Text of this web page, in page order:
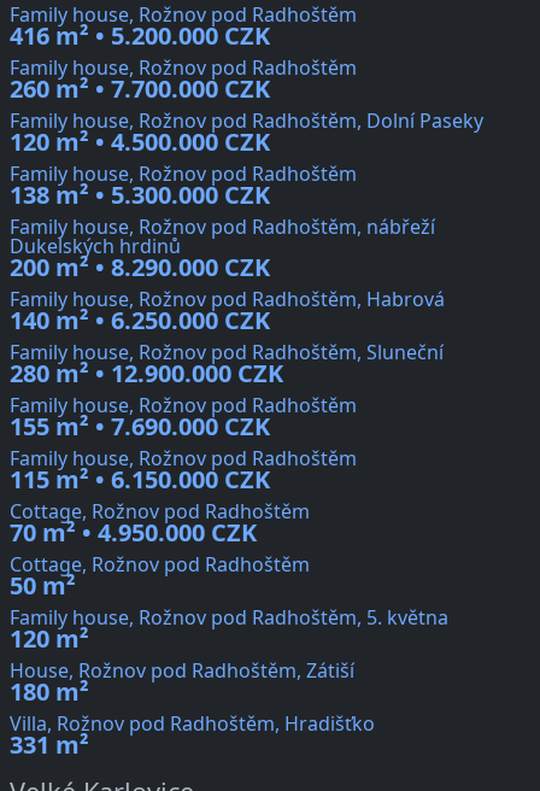
Family house, Rožnov pod Radhoštěm
416 m² • 5.200.000 CZK
Family house, Rožnov pod Radhoštěm
260 m² • 7.700.000 CZK
Family house, Rožnov pod Radhoštěm, Dolní Paseky
120 m² • 4.500.000 CZK
Family house, Rožnov pod Radhoštěm
138 m² • 5.300.000 CZK
Family house, Rožnov pod Radhoštěm, nábřeží
Dukelských hrdinů
200 m² • 8.290.000 CZK
Family house, Rožnov pod Radhoštěm, Habrová
140 m² • 6.250.000 CZK
Family house, Rožnov pod Radhoštěm, Sluneční
280 m² • 12.900.000 CZK
Family house, Rožnov pod Radhoštěm
155 m² • 7.690.000 CZK
Family house, Rožnov pod Radhoštěm
115 m² • 6.150.000 CZK
Cottage, Rožnov pod Radhoštěm
70 m² • 4.950.000 CZK
Cottage, Rožnov pod Radhoštěm
50 m²
Family house, Rožnov pod Radhoštěm, 5. května
120 m²
House, Rožnov pod Radhoštěm, Zátiší
180 m²
Villa, Rožnov pod Radhoštěm, Hradišťko
331 m²